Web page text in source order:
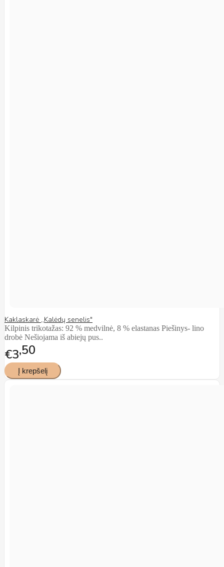
Kaklaskarė ,,Kalėdų senelis"
Kilpinis trikotažas: 92 % medvilnė, 8 % elastanas Piešinys- lino
drobė Nešiojama iš abiejų pus..
€3 50